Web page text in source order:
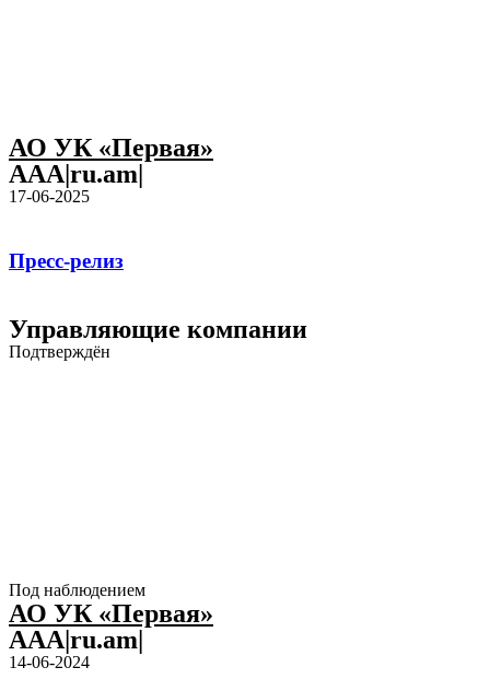
АО УК «Первая»
AAA|ru.am|
17-06-2025
Пресс-релиз
Управляющие компании
Подтверждён
Под наблюдением
АО УК «Первая»
AAA|ru.am|
14-06-2024